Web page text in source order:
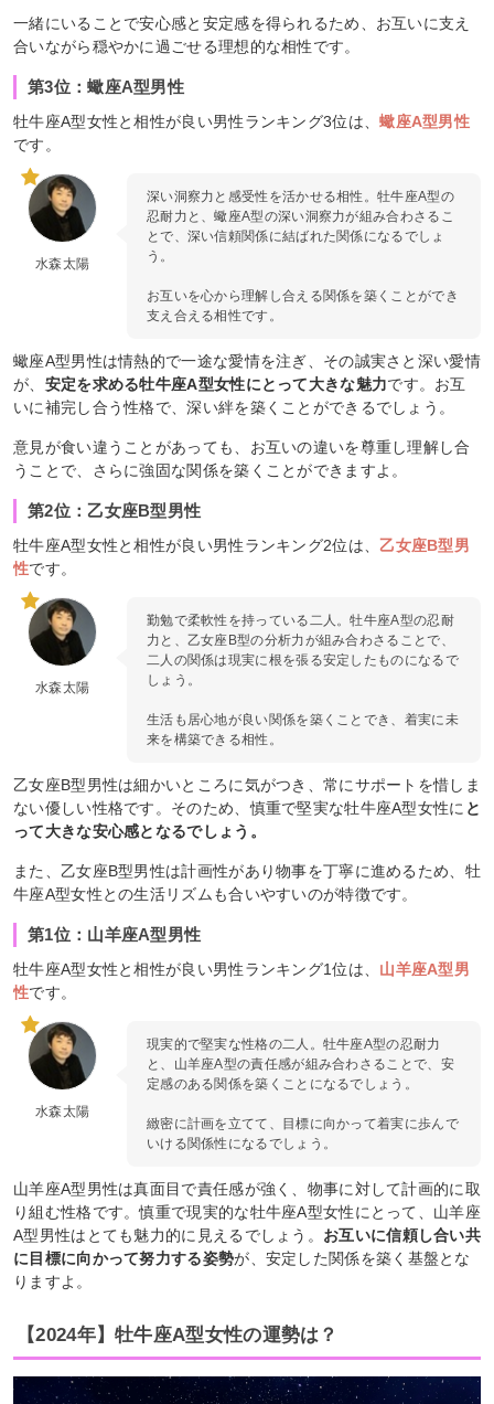
一緒にいることで安心感と安定感を得られるため、お互いに支え
合いながら穏やかに過ごせる理想的な相性です。
第3位：蠍座A型男性
牡牛座A型女性と相性が良い男性ランキング3位は、蠍座A型男性
です。
水森太陽
深い洞察力と感受性を活かせる相性。牡牛座A型の
忍耐力と、蠍座A型の深い洞察力が組み合わさるこ
とで、深い信頼関係に結ばれた関係になるでしょ
う。
お互いを心から理解し合える関係を築くことができ
支え合える相性です。
蠍座A型男性は情熱的で一途な愛情を注ぎ、その誠実さと深い愛情
が、 安定を求める牡牛座A型女性にとって大きな魅力です。お互
いに補完し合う性格で、深い絆を築くことができるでしょう。
意見が食い違うことがあっても、お互いの違いを尊重し理解し合
うことで、さらに強固な関係を築くことができますよ。
第2位：乙女座B型男性
牡牛座A型女性と相性が良い男性ランキング2位は、乙女座B型男
性です。
水森太陽
勤勉で柔軟性を持っている二人。牡牛座A型の忍耐
力と、乙女座B型の分析力が組み合わさることで、
二人の関係は現実に根を張る安定したものになるで
しょう。
生活も居心地が良い関係を築くことでき、着実に未
来を構築できる相性。
乙女座B型男性は細かいところに気がつき、常にサポートを惜しま
ない優しい性格です。そのため、慎重で堅実な牡牛座A型女性に と
って大きな安心感となるでしょう。
また、乙女座B型男性は計画性があり物事を丁寧に進めるため、牡
牛座A型女性との生活リズムも合いやすいのが特徴です。
第1位：山羊座A型男性
牡牛座A型女性と相性が良い男性ランキング1位は、 山羊座A型男
性です。
水森太陽
現実的で堅実な性格の二人。牡牛座A型の忍耐力
と、山羊座A型の責任感が組み合わさることで、安
定感のある関係を築くことになるでしょう。
緻密に計画を立てて、目標に向かって着実に歩んで
いける関係性になるでしょう。
山羊座A型男性は真面目で責任感が強く、物事に対して計画的に取
り組む性格です。慎重で現実的な牡牛座A型女性にとって、山羊座
A型男性はとても魅力的に見えるでしょう。 お互いに信頼し合い共
に目標に向かって努力する姿勢が、安定した関係を築く基盤とな
りますよ。
【2024年】牡牛座A型女性の運勢は？